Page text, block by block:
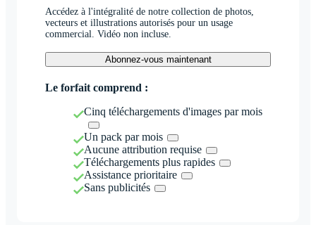
Accédez à l'intégralité de notre collection de photos,
vecteurs et illustrations autorisés pour un usage
commercial. Vidéo non incluse.
Abonnez-vous maintenant
Le forfait comprend :
Cinq téléchargements d'images par mois
Un pack par mois
Aucune attribution requise
Téléchargements plus rapides
Assistance prioritaire
Sans publicités